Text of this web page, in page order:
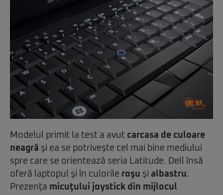
Modelul primit la test a avut carcasa de culoare
neagră şi ea se potriveşte cel mai bine mediului
spre care se orientează seria Latitude. Dell însă
oferă laptopul şi în culorile roşu şi albastru.
Prezenţa micuţului joystick din mijlocul